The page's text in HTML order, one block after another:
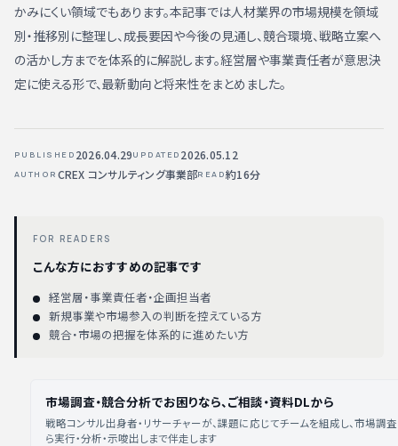
かみにくい領域でもあります。本記事では人材業界の市場規模を領域
別・推移別に整理し、成長要因や今後の見通し、競合環境、戦略立案へ
の活かし方までを体系的に解説します。経営層や事業責任者が意思決
定に使える形で、最新動向と将来性をまとめました。
PUBLISHED 2026.04.29UPDATED 2026.05.12
AUTHOR CREX コンサルティング事業部READ約16分
FOR READERS
こんな方におすすめの記事です
経営層・事業責任者・企画担当者
新規事業や市場参入の判断を控えている方
競合・市場の把握を体系的に進めたい方
市場調査・競合分析でお困りなら、ご相談・資料DLから
戦略コンサル出身者・リサーチャーが、課題に応じてチームを組成し、市場調
ら実行・分析・示唆出しまで伴走します